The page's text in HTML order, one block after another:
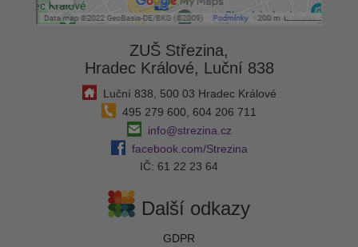
ZUŠ Střezina,
Hradec Králové, Luční 838
Luční 838, 500 03 Hradec Králové
495 279 600, 604 206 711
info@strezina.cz
facebook.com/Strezina
IČ: 61 22 23 64
Další odkazy
GDPR